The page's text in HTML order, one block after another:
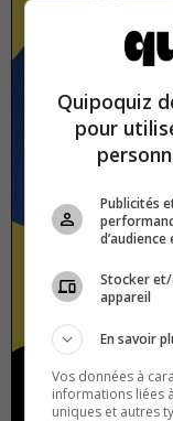
Quebec
Americas
Quipoquiz
pour
Publicités
Stocker
appareil
En savoir
Vos données à
informations liées
uniques et autres